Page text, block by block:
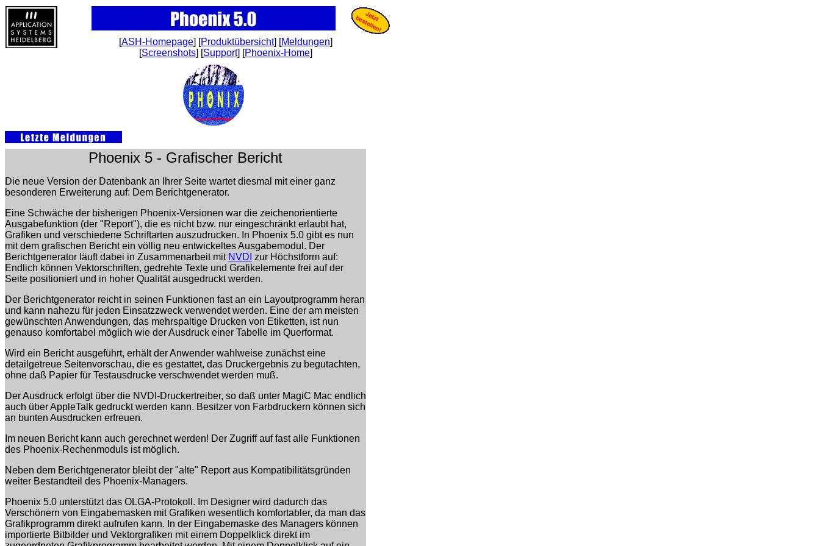
[ASH-Homepage] [Produktübersicht] [Meldungen]
[Screenshots] [Support] [Phoenix-Home]
Phoenix 5 - Grafischer Bericht
Die neue Version der Datenbank an Ihrer Seite wartet diesmal mit einer ganz
besonderen Erweiterung auf: Dem Berichtgenerator.
Eine Schwäche der bisherigen Phoenix-Versionen war die zeichenorientierte
Ausgabefunktion (der "Report"), die es nicht bzw. nur eingeschränkt erlaubt hat,
Grafiken und verschiedene Schriftarten auszudrucken. In Phoenix 5.0 gibt es nun
mit dem grafischen Bericht ein völlig neu entwickeltes Ausgabemodul. Der
Berichtgenerator läuft dabei in Zusammenarbeit mit NVDI zur Höchstform auf:
Endlich können Vektorschriften, gedrehte Texte und Grafikelemente frei auf der
Seite positioniert und in hoher Qualität ausgedruckt werden.
Der Berichtgenerator reicht in seinen Funktionen fast an ein Layoutprogramm heran
und kann nahezu für jeden Einsatzzweck verwendet werden. Eine der am meisten
gewünschten Anwendungen, das mehrspaltige Drucken von Etiketten, ist nun
genauso komfortabel möglich wie der Ausdruck einer Tabelle im Querformat.
Wird ein Bericht ausgeführt, erhält der Anwender wahlweise zunächst eine
detailgetreue Seitenvorschau, die es gestattet, das Druckergebnis zu begutachten,
ohne daß Papier für Testausdrucke verschwendet werden muß.
Der Ausdruck erfolgt über die NVDI-Druckertreiber, so daß unter MagiC Mac endlich
auch über AppleTalk gedruckt werden kann. Besitzer von Farbdruckern können sich
an bunten Ausdrucken erfreuen.
Im neuen Bericht kann auch gerechnet werden! Der Zugriff auf fast alle Funktionen
des Phoenix-Rechenmoduls ist möglich.
Neben dem Berichtgenerator bleibt der "alte" Report aus Kompatibilitätsgründen
weiter Bestandteil des Phoenix-Managers.
Phoenix 5.0 unterstützt das OLGA-Protokoll. Im Designer wird dadurch das
Verschönern von Eingabemasken mit Grafiken wesentlich komfortabler, da man das
Grafikprogramm direkt aufrufen kann. In der Eingabemaske des Managers können
importierte Bitbilder und Vektorgrafiken mit einem Doppelklick direkt im